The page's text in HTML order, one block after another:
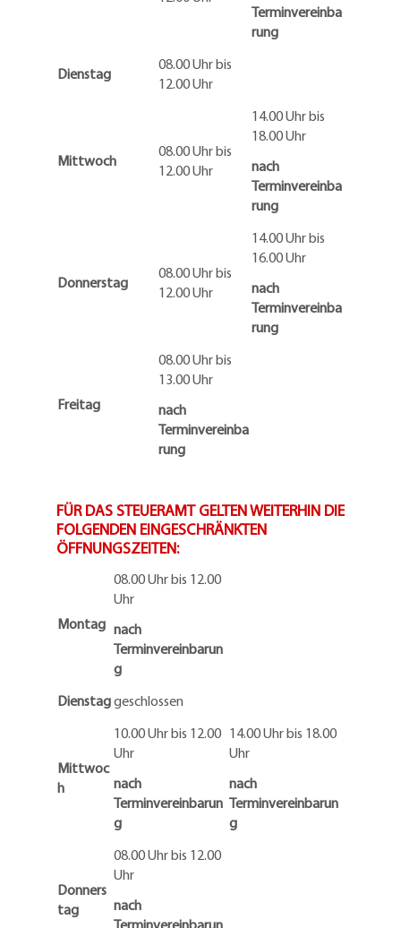
Terminvereinba
rung
Dienstag
08.00 Uhr bis
12.00 Uhr
Mittwoch
08.00 Uhr bis
12.00 Uhr
14.00 Uhr bis
18.00 Uhr
nach
Terminvereinba
rung
Donnerstag
08.00 Uhr bis
12.00 Uhr
14.00 Uhr bis
16.00 Uhr
nach
Terminvereinba
rung
Freitag
08.00 Uhr bis
13.00 Uhr
nach
Terminvereinba
rung
FÜR DAS STEUERAMT GELTEN WEITERHIN DIE
FOLGENDEN EINGESCHRÄNKTEN
ÖFFNUNGSZEITEN:
Montag
08.00 Uhr bis 12.00
Uhr
nach
Terminvereinbarun
g
Dienstaggeschlossen
Mittwoc
h
10.00 Uhr bis 12.00
Uhr
nach
Terminvereinbarun
g
14.00 Uhr bis 18.00
Uhr
nach
Terminvereinbarun
g
Donners
tag
08.00 Uhr bis 12.00
Uhr
nach
Terminvereinbarun